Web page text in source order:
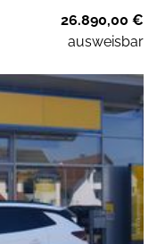
26.890,00 €
ausweisbar